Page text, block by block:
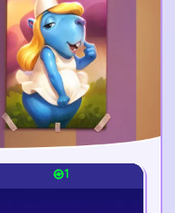
1
1